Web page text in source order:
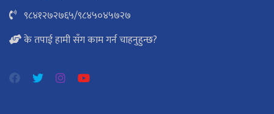
९८४१२७२७६५/९८४५०४५७२७
के तपाई हामी सँग काम गर्न चाहनुहुन्छ?